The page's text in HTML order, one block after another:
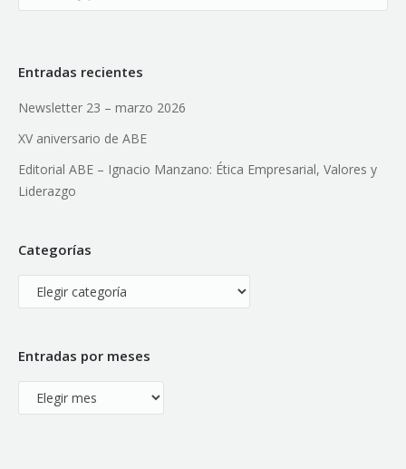
Entradas recientes
Newsletter 23 – marzo 2026
XV aniversario de ABE
Editorial ABE – Ignacio Manzano: Ética Empresarial, Valores y
Liderazgo
Categorías
Categorías
Entradas por meses
Entradas
por